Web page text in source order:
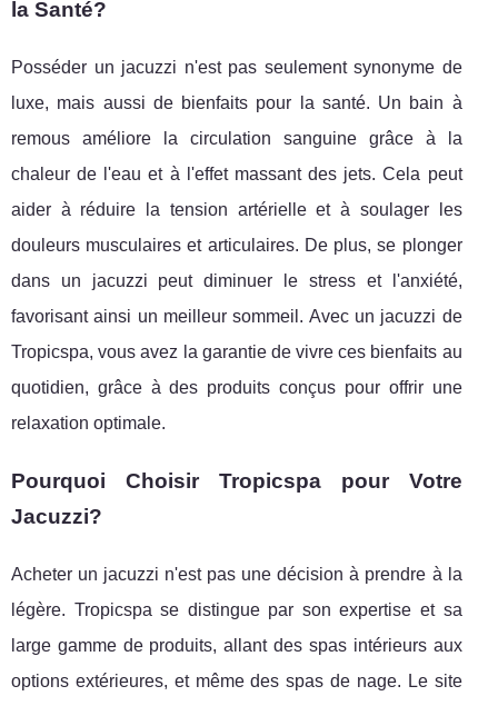
la Santé?
Posséder un jacuzzi n'est pas seulement synonyme de
luxe, mais aussi de bienfaits pour la santé. Un bain à
remous améliore la circulation sanguine grâce à la
chaleur de l'eau et à l'effet massant des jets. Cela peut
aider à réduire la tension artérielle et à soulager les
douleurs musculaires et articulaires. De plus, se plonger
dans un jacuzzi peut diminuer le stress et l'anxiété,
favorisant ainsi un meilleur sommeil. Avec un jacuzzi de
Tropicspa, vous avez la garantie de vivre ces bienfaits au
quotidien, grâce à des produits conçus pour offrir une
relaxation optimale.
Pourquoi Choisir Tropicspa pour Votre
Jacuzzi?
Acheter un jacuzzi n'est pas une décision à prendre à la
légère. Tropicspa se distingue par son expertise et sa
large gamme de produits, allant des spas intérieurs aux
options extérieures, et même des spas de nage. Le site